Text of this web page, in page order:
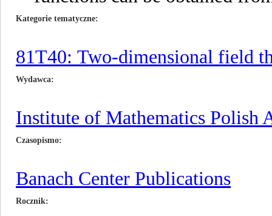
Kategorie tematyczne
81T40: Two-dimensional field
Wydawca
Institute of Mathematics Polish
Czasopismo
Banach Center Publications
Rocznik